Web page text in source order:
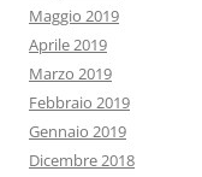
Maggio 2019
Aprile 2019
Marzo 2019
Febbraio 2019
Gennaio 2019
Dicembre 2018